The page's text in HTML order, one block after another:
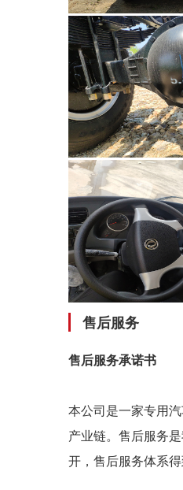
售后服务
售后服务承诺书
本公司是一家专用
产业链。售后服务
开，售后服务体系得